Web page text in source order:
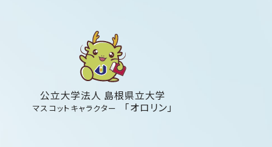
公立大学法人 島根県立大学
マスコットキャラクター 「オロリン」